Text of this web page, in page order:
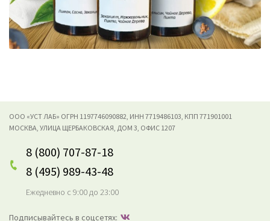
ООО «УСТ ЛАБ» ОГРН 1197746090882, ИНН 7719486103, КПП 771901001
МОСКВА, УЛИЦА ЩЕРБАКОВСКАЯ, ДОМ 3, ОФИС 1207
8 (800) 707-87-18
8 (495) 989-43-48
Ежедневно с 9:00 до 23:00
Подписывайтесь в соцсетях: